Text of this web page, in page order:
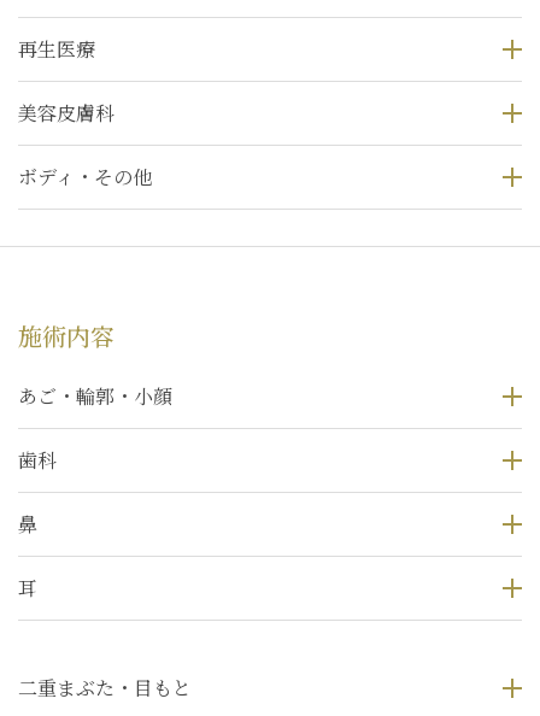
再生医療
美容皮膚科
ボディ・その他
施術内容
あご・輪郭・小顔
歯科
鼻
耳
二重まぶた・目もと